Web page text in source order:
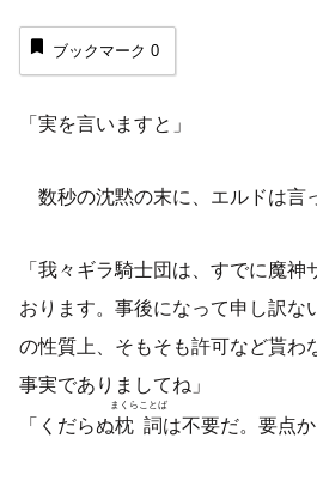
ブックマーク 0
「実を言いますと」
数秒の沈黙の末に、エルドは言
「我々ギラ騎士団は、すでに魔
おります。事後になって申し訳な
の性質上、そもそも許可など貰わ
事実でありましてね」
「くだらぬ枕詞
まくらことば
は不要だ。要点か